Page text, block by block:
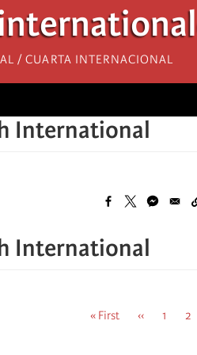
/ Cuarta Internacional
International
International
First
« First
Previous
‹‹ Pagina
1 2